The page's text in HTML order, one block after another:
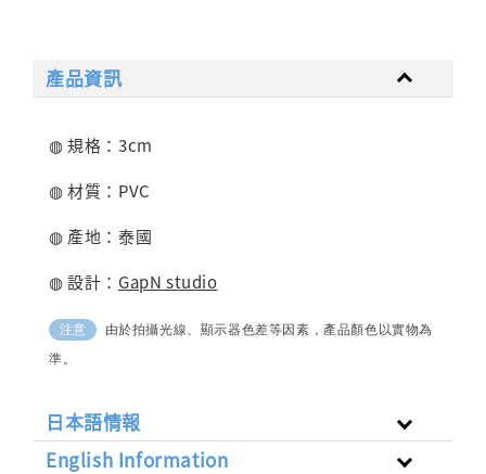
產品資訊
◍ 規格：3cm
◍ 材質：PVC
◍ 產地：泰國
◍ 設計： GapN studio
注意
由於拍攝光線、顯示器色差等因素，產品顏色以實物為
準。
日本語情報
English Information